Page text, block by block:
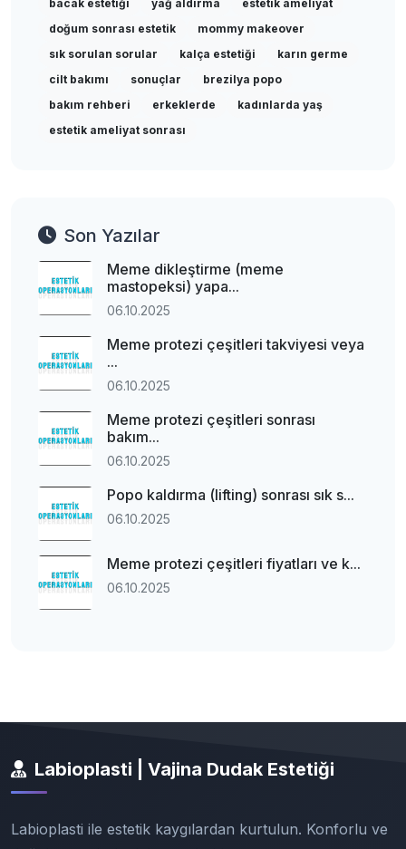
bacak estetiği yağ aldırma
estetik ameliyat
doğum sonrası estetik
mommy makeover
sık sorulan sorular
kalça estetiği
karın germe
cilt bakımı
sonuçlar
brezilya popo
bakım rehberi
erkeklerde
kadınlarda yaş
estetik ameliyat sonrası
Son Yazılar
Meme dikleştirme (meme
mastopeksi) yapa...
06.10.2025
Meme protezi çeşitleri takviyesi veya
...
06.10.2025
Meme protezi çeşitleri sonrası
bakım...
06.10.2025
Popo kaldırma (lifting) sonrası sık s...
06.10.2025
Meme protezi çeşitleri fiyatları ve k...
06.10.2025
Labioplasti | Vajina Dudak Estetiği
Labioplasti ile estetik kaygılardan kurtulun. Konforlu ve